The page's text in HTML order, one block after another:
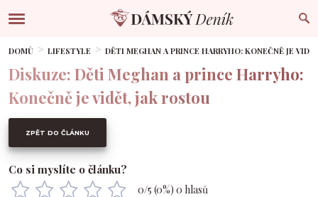
DOMŮ LIFESTYLE DĚTI MEGHAN A PRINCE HARRYHO: KONEČNĚ JE
Diskuze: Děti Meghan a prince Harryho:
Konečně je vidět, jak rostou
ZPĚT DO ČLÁNKU
Co si myslíte o článku?
0/5 (0%) 0 hlasů